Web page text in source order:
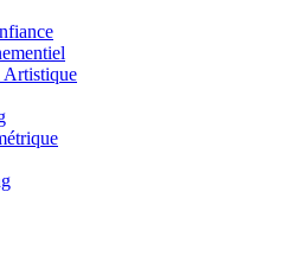
Artistique